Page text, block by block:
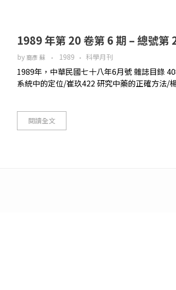
1989 年第 20 卷第 6 期 – 總號第
by 裔彥 蘇 1989 科學月刊
1989年，中華民國七十八年6月號 雜誌目錄
系統中的定位/崔玖422 研究中藥的正確方法/
閱讀全文